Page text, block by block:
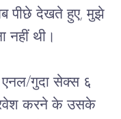
पीछे देखते हुए, मुझे
नहीं थी।
गुदा सेक्स ६
करने के उसके